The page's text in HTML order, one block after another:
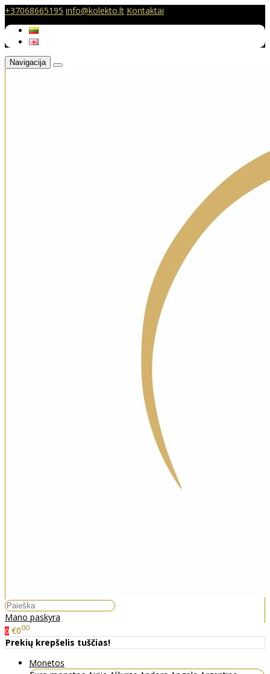
+37068665195 info@kolekto.lt Kontaktai
Navigacija
Mano paskyra
0 €000
Prekių krepšelis tuščias!
Monetos